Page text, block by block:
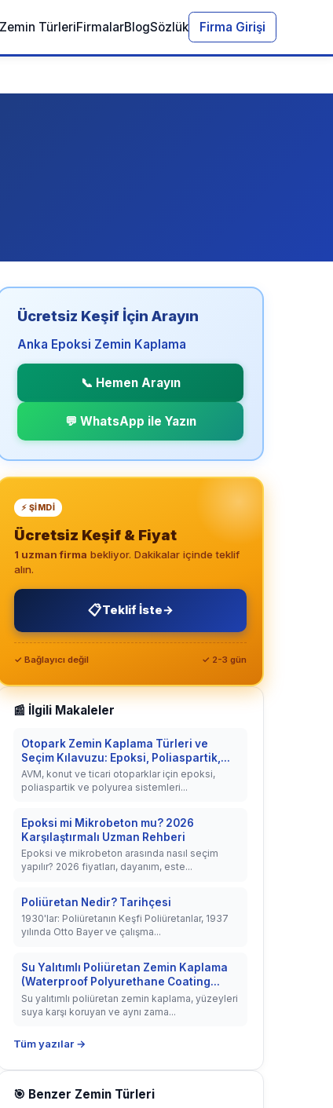
Zemin TürleriFirmalarBlogSözlük Firma Girişi
Ücretsiz Keşif İçin Arayın
Anka Epoksi Zemin Kaplama
📞 Hemen Arayın
💬 WhatsApp ile Yazın
⚡ ŞIMDI
Ücretsiz Keşif & Fiyat
1 uzman firma bekliyor. Dakikalar içinde teklif
alın.
📋Teklif İste→
✓ Bağlayıcı değil ✓ 2-3 gün
📰 İlgili Makaleler
Otopark Zemin Kaplama Türleri ve
Seçim Kılavuzu: Epoksi, Poliaspartik,...
AVM, konut ve ticari otoparklar için epoksi,
poliaspartik ve polyurea sistemleri...
Epoksi mi Mikrobeton mu? 2026
Karşılaştırmalı Uzman Rehberi
Epoksi ve mikrobeton arasında nasıl seçim
yapılır? 2026 fiyatları, dayanım, este...
Poliüretan Nedir? Tarihçesi
1930'lar: Poliüretanın Keşfi Poliüretanlar, 1937
yılında Otto Bayer ve çalışma...
Su Yalıtımlı Poliüretan Zemin Kaplama
(Waterproof Polyurethane Coating...
Su yalıtımlı poliüretan zemin kaplama, yüzeyleri
suya karşı koruyan ve aynı zama...
Tüm yazılar →
🎯 Benzer Zemin Türleri